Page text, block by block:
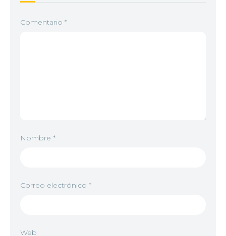
Comentario *
Nombre *
Correo electrónico *
Web